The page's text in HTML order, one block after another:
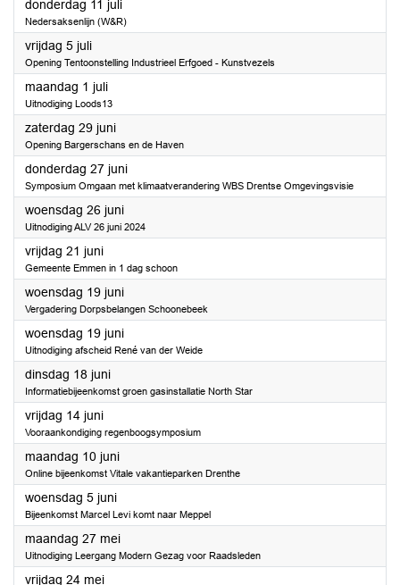
donderdag 11 juli2024
Nedersaksenlijn (W&R)
vrijdag 5 juli2024
Opening Tentoonstelling Industrieel Erfgoed - Kunstvezels
maandag 1 juli2024
Uitnodiging Loods13
zaterdag 29 juni2024
Opening Bargerschans en de Haven
donderdag 27 juni2024
Symposium Omgaan met klimaatverandering WBS Drentse Omgevingsvisie
woensdag 26 juni2024
Uitnodiging ALV 26 juni 2024
vrijdag 21 juni2024
Gemeente Emmen in 1 dag schoon
woensdag 19 juni2024
Vergadering Dorpsbelangen Schoonebeek
woensdag 19 juni2024
Uitnodiging afscheid René van der Weide
dinsdag 18 juni2024
Informatiebijeenkomst groen gasinstallatie North Star
vrijdag 14 juni2024
Vooraankondiging regenboogsymposium
maandag 10 juni2024
Online bijeenkomst Vitale vakantieparken Drenthe
woensdag 5 juni2024
Bijeenkomst Marcel Levi komt naar Meppel
maandag 27 mei2024
Uitnodiging Leergang Modern Gezag voor Raadsleden
vrijdag 24 mei2024